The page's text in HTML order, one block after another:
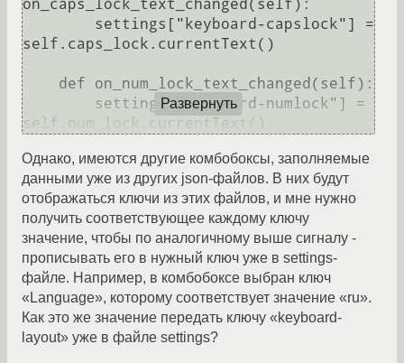
on_caps_lock_text_changed(self):
self.caps_lock.currentText()
self.num_lock.currentText()
Развернуть
Однако, имеются другие комбобоксы, заполняемые
данными уже из других json-файлов. В них будут
отображаться ключи из этих файлов, и мне нужно
получить соответствующее каждому ключу
значение, чтобы по аналогичному выше сигналу -
прописывать его в нужный ключ уже в settings-
файле. Например, в комбобоксе выбран ключ
«Language», которому соответствует значение «ru».
Как это же значение передать ключу «keyboard-
layout» уже в файле settings?